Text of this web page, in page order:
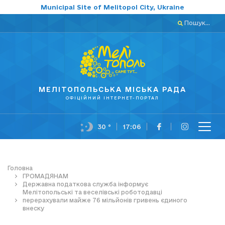
Municipal Site of Melitopol City, Ukraine
Пошук...
МЕЛІТОПОЛЬСЬКА МІСЬКА РАДА
ОФІЦІЙНИЙ ІНТЕРНЕТ-ПОРТАЛ
30 ° 17:06
Головна
ГРОМАДЯНАМ
Державна податкова служба інформує
Мелітопольські та веселівські роботодавці
перерахували майже 76 мільйонів гривень єдиного
внеску